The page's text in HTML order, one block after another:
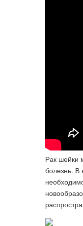
Рак шейки
болезнь. В